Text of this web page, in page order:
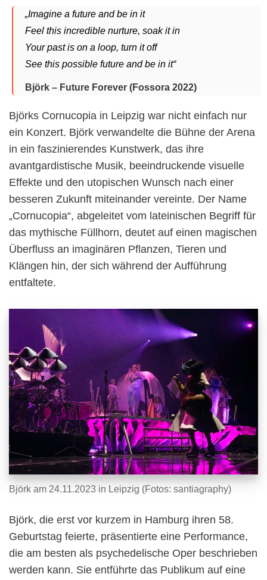
„Imagine a future and be in it
Feel this incredible nurture, soak it in
Your past is on a loop, turn it off
See this possible future and be in it“
Björk – Future Forever (Fossora 2022)
Björks Cornucopia in Leipzig war nicht einfach nur
ein Konzert. Björk verwandelte die Bühne der Arena
in ein faszinierendes Kunstwerk, das ihre
avantgardistische Musik, beeindruckende visuelle
Effekte und den utopischen Wunsch nach einer
besseren Zukunft miteinander vereinte. Der Name
„Cornucopia“, abgeleitet vom lateinischen Begriff für
das mythische Füllhorn, deutet auf einen magischen
Überfluss an imaginären Pflanzen, Tieren und
Klängen hin, der sich während der Aufführung
entfaltete.
Björk am 24.11.2023 in Leipzig (Fotos: santiagraphy)
Björk, die erst vor kurzem in Hamburg ihren 58.
Geburtstag feierte, präsentierte eine Performance,
die am besten als psychedelische Oper beschrieben
werden kann. Sie entführte das Publikum auf eine